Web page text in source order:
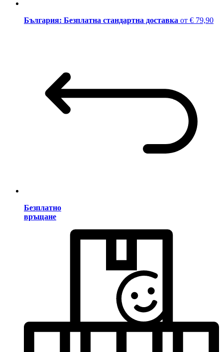
България: Безплатна стандартна доставка от € 79,90
Безплатно
връщане